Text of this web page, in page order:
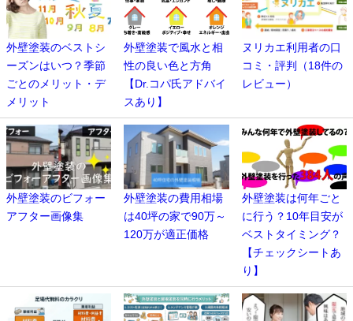
外壁塗装のベストシ
ーズンはいつ？季節
ごとのメリット・デ
メリット
外壁塗装で風水と相
性の良い色と方角
【Dr.コパ氏アドバイ
スあり】
ヌリカエ利用者の口
コミ・評判（18件の
レビュー）
外壁塗装のビフォー
アフター画像集
外壁塗装の費用相場
は40坪の家で90万～
120万が適正価格
外壁塗装は何年ごと
に行う？10年目安が
ベストタイミング？
【チェックシートあ
り】